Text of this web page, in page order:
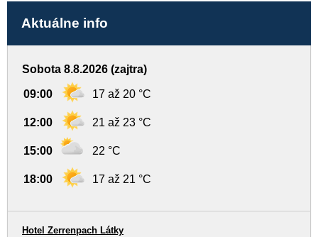
Aktuálne info
Sobota 8.8.2026 (zajtra)
09:00 17 až 20 °C
12:00 21 až 23 °C
15:00 22 °C
18:00 17 až 21 °C
Hotel Zerrenpach Látky